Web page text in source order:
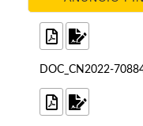
DOC_CN2022-